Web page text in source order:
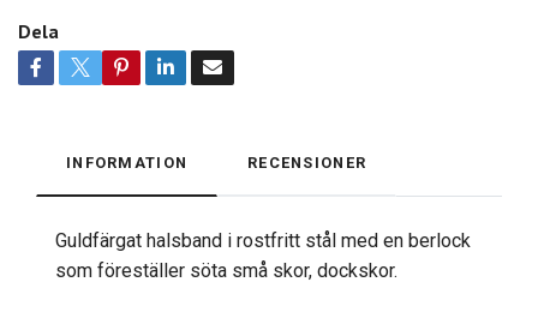
Dela
INFORMATION RECENSIONER
Guldfärgat halsband i rostfritt stål med en berlock
som föreställer söta små skor, dockskor.